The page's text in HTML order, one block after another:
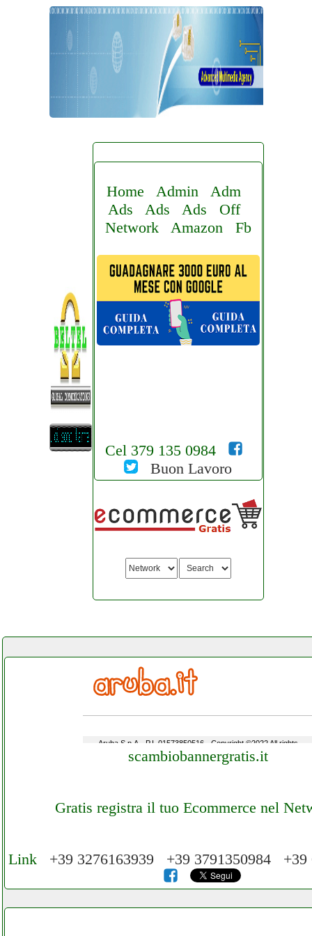
Home Admin
Adm
Ads
Ads Ads
Off
Network
Amazon Fb
Cel 379 135 0984
Buon Lavoro
scambiobannergratis.it
Gratis registra il tuo Ecommerce nel
Cerchiamo Collaboratori per Lavoro nel
3.000 € Mese
Link+39 3276163939 +39 3791350984 +39